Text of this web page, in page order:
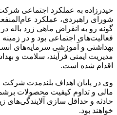
حیدرزاده به عملکرد اجتماعی
شورای راهبردی، عملکرد
گونه رو به انقراض ماهی زرد باله
فعالیت‌های اجتماعی بود و در
بهداشتی و آموزشی سرمایه‌های
مدیریت ایمنی فرآیند، سلامت و
اقدام شده است.
وی در پایان اهداف بلندمدت شرکت
مالی و تداوم کیفیت محصولات
حادثه و حداقل سازی
خواهند بود.